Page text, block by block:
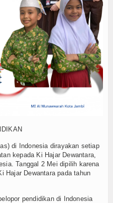
KBC Guru MI Al
Munawwarah Meriahkan
benar Kegiatan Upacara
Berakhir, 120 Murid Baru
Waktu Liburan dengan
Angkatan V dan Tasyakuran
di Masjid Al
Adalah Hari Penting: Makna dan
bersinergi dalam
KBC Guru MI Al
di Indonesia dirayakan setiap
kepada Ki Hajar Dewantara,
Tanggal 2 Mei dipilih karena
Hajar Dewantara pada tahun
pendidikan di Indonesia